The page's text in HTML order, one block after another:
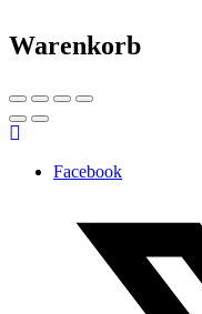
Warenkorb
Facebook